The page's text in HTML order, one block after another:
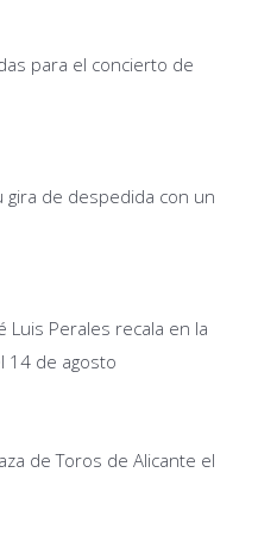
para el concierto de
gira de despedida con un
Luis Perales recala en la
14 de agosto
de Toros de Alicante el